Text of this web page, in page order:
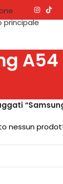
principale
A54
nessun